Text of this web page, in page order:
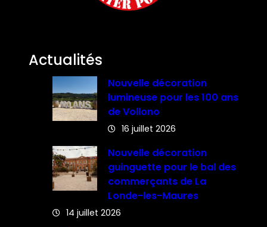
Actualités
Nouvelle décoration
lumineuse pour les 100 ans
de Vollono
16 juillet 2026
Nouvelle décoration
guinguette pour le bal des
commerçants de La
Londe-les-Maures
14 juillet 2026